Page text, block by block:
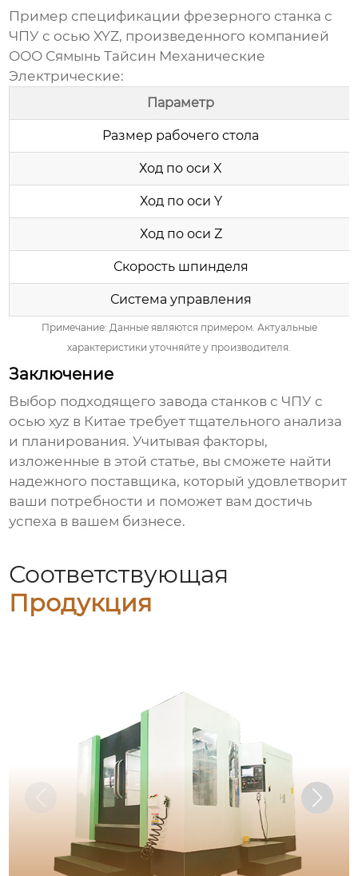
Пример спецификации фрезерного станка с
ЧПУ с осью XYZ, произведенного компанией
ООО Сямынь Тайсин Механические
Электрические:
Параметр
Размер рабочего стола
Ход по оси X
Ход по оси Y
Ход по оси Z
Скорость шпинделя
Система управления
Примечание: Данные являются примером. Актуальные
характеристики уточняйте у производителя.
Заключение
Выбор подходящегозавода станков с ЧПУ с
осью xyz в Китае требует тщательного анализа
и планирования. Учитывая факторы,
изложенные в этой статье, вы сможете найти
надежного поставщика, который удовлетворит
ваши потребности и поможет вам достичь
успеха в вашем бизнесе.
Соответствующая
Продукция